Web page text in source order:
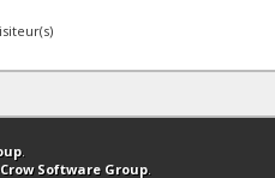
en haut Version bas-débit
.
Software Group.